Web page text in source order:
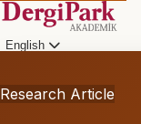
English
Research Article